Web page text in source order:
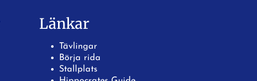
Länkar
Tävlingar
Börja rida
Stallplats